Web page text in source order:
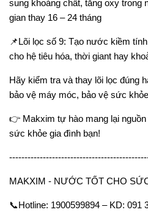
sung khoáng chất, tăng oxy trong
gian thay 16 – 24 tháng
📌Lõi lọc số 9: Tạo nước kiềm
cho hệ tiêu hóa, thời giant hay
Hãy kiểm tra và thay lõi lọc đúng
bảo vệ máy móc, bảo vệ sức
👉 Makxim tự hào mang lại
sức khỏe gia đình bạn!
MAKXIM - NƯỚC TỐT CHO
📞Hotline: 1900599894 – KD: 091